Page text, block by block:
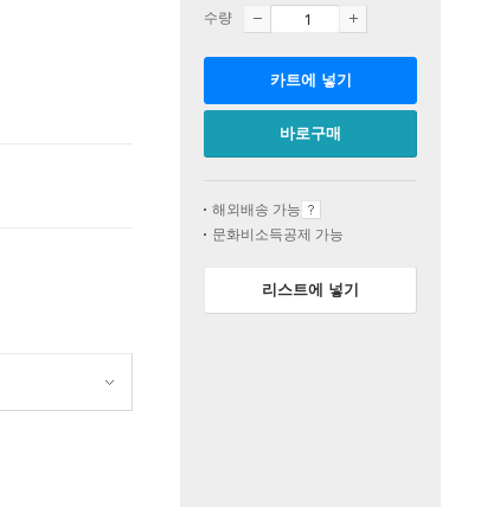
수량
카트에 넣기
바로구매
해외배송 가능
문화비소득공제 가능
리스트에 넣기